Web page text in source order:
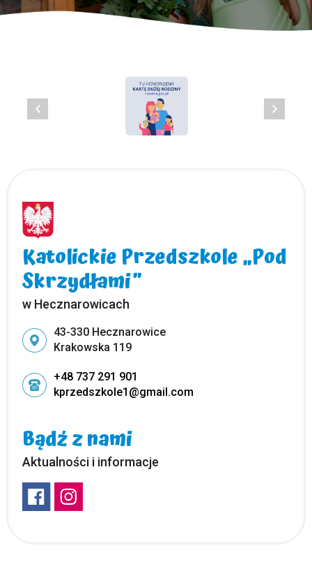
Katolickie Przedszkole „Pod
Skrzydłami”
w Hecznarowicach
Adres pocztowy:
43-330 Hecznarowice
Krakowska 119
+48 737 291 901
kprzedszkole1@gmail.com
Bądź z nami
Aktualności i informacje